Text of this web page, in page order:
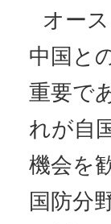
オー
中国と
重要で
れが自
機会を
国防分